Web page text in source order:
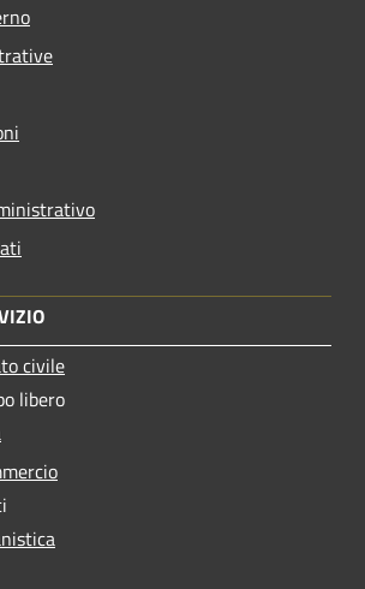
civile
libero